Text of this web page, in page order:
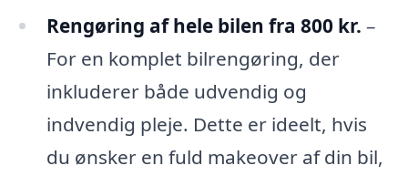
Rengøring af hele bilen fra 800 kr. –
For en komplet bilrengøring, der
inkluderer både udvendig og
indvendig pleje. Dette er ideelt, hvis
du ønsker en fuld makeover af din bil,